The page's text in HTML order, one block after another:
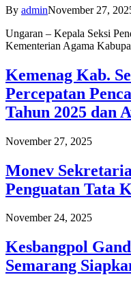
By adminNovember 27,
Ungaran – Kepala Seksi
Kementerian Agama
Kemenag Kab.
Percepatan
Tahun 2025 dan
November 27, 2025
Monev
Penguatan Tata
November 24, 2025
Kesbangpol
Semarang